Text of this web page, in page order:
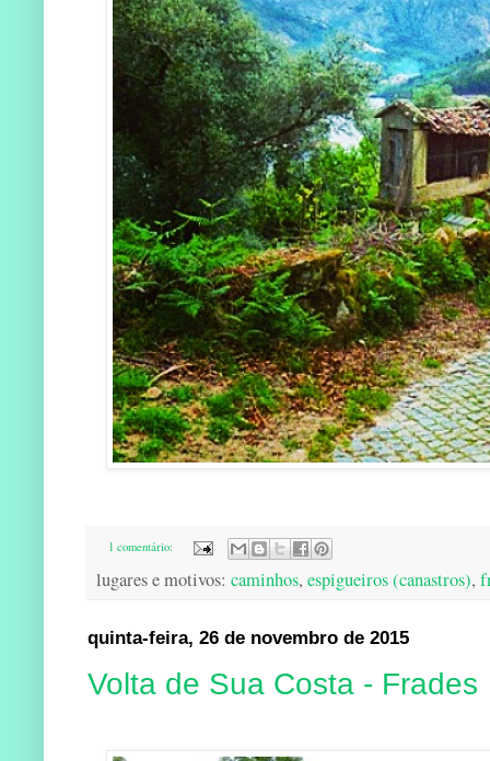
1 comentário:
lugares e motivos: caminhos, espigueiros (canastros),
quinta-feira, 26 de novembro de 2015
Volta de Sua Costa - Frades